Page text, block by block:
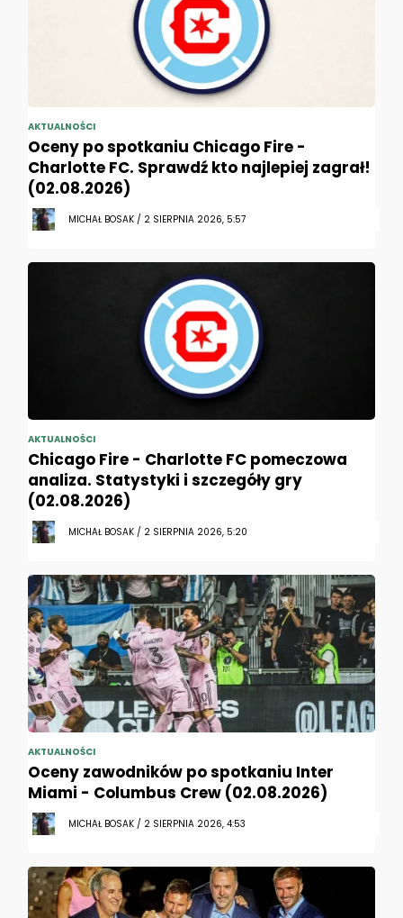
AKTUALNOŚCI
Oceny po spotkaniu Chicago Fire -
Charlotte FC. Sprawdź kto najlepiej zagrał!
(02.08.2026)
MICHAŁ BOSAK / 2 SIERPNIA 2026, 5:57
AKTUALNOŚCI
Chicago Fire - Charlotte FC pomeczowa
analiza. Statystyki i szczegóły gry
(02.08.2026)
MICHAŁ BOSAK / 2 SIERPNIA 2026, 5:20
AKTUALNOŚCI
Oceny zawodników po spotkaniu Inter
Miami - Columbus Crew (02.08.2026)
MICHAŁ BOSAK / 2 SIERPNIA 2026, 4:53